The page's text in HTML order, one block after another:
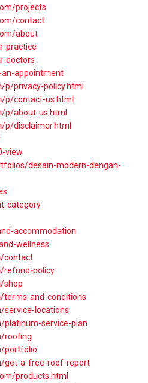
projects
contact
about
practice
doctors
appointment
p/privacy-policy.html
p/contact-us.html
p/about-us.html
p/disclaimer.html
view
desain-modern-dengan-
category
accommodation
wellness
contact
refund-policy
shop
terms-and-conditions
service-locations
platinum-service-plan
roofing
portfolio
get-a-free-roof-report
products.html